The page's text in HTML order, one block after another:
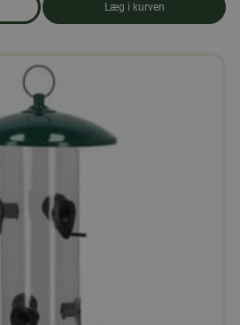
Birdfy, fuglefoderautomat med kamera, blå
Læg i kurven